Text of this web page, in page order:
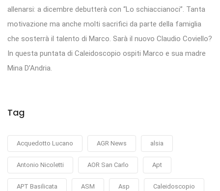
allenarsi: a dicembre debutterà con “Lo schiaccianoci”. Tanta
motivazione ma anche molti sacrifici da parte della famiglia
che sosterrà il talento di Marco. Sarà il nuovo Claudio Coviello?
In questa puntata di Caleidoscopio ospiti Marco e sua madre
Mina D’Andria.
Tag
Acquedotto Lucano AGR News alsia
Antonio Nicoletti AOR San Carlo Apt
APT Basilicata ASM Asp Caleidoscopio